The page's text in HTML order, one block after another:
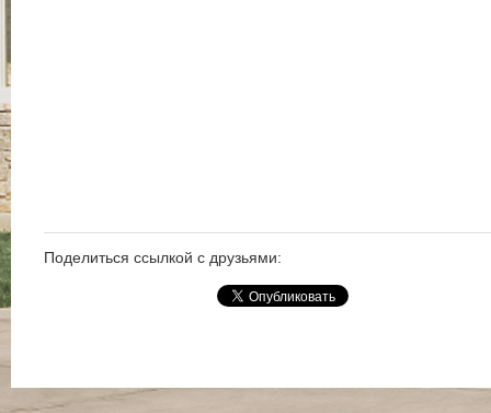
Поделиться ссылкой с друзьями: